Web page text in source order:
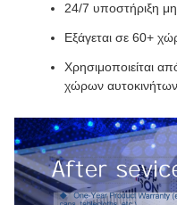
24/7 υποστήριξη
Εξάγεται σε 60+
Χρησιμοποιείται
χώρων αυτοκινήτων